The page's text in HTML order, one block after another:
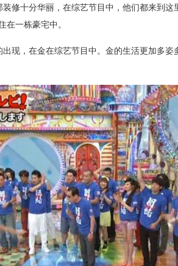
修十分华丽，在综艺节目中，他们都来到
一栋豪宅中。
现，在金在综艺节目中。金的生活更加多